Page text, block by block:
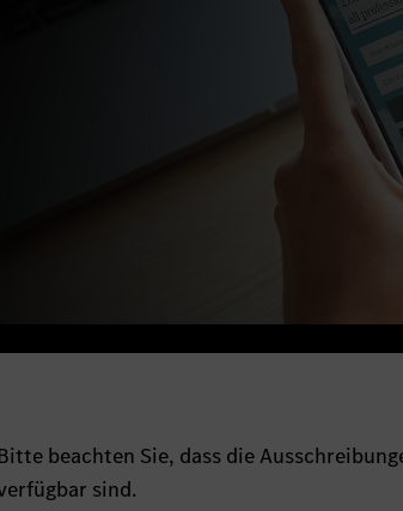
beachten Sie, dass die
sind.